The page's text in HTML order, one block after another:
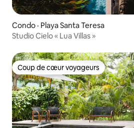
Condo · Playa Santa Teresa
Studio Cielo « Lua Villas »
Coup de cœur voyageurs
Coup de cœur voyageurs